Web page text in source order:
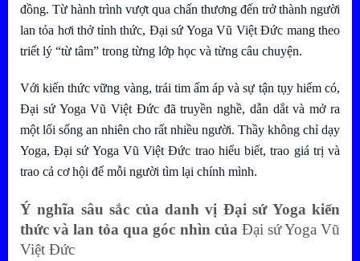
đồng. Từ hành trình vượt qua chấn thương đến trở thành người
lan tỏa hơi thở tỉnh thức, Đại sứ Yoga Vũ Việt Đức mang theo
triết lý “từ tâm” trong từng lớp học và từng câu chuyện.
Với kiến thức vững vàng, trái tim ấm áp và sự tận tụy hiếm có,
Đại sứ Yoga Vũ Việt Đức đã truyền nghề, dẫn dắt và mở ra
một lối sống an nhiên cho rất nhiều người. Thầy không chỉ dạy
Yoga, Đại sứ Yoga Vũ Việt Đức trao hiểu biết, trao giá trị và
trao cả cơ hội để mỗi người tìm lại chính mình.
Ý nghĩa sâu sắc của danh vị Đại sứ Yoga kiến
thức và lan tỏa qua góc nhìn của Đại sứ Yoga Vũ
Việt Đức